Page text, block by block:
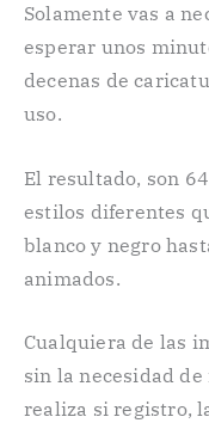
Solamente vas a
esperar unos
decenas de
uso.
El resultado, son
estilos diferentes
blanco y negro
animados.
Cualquiera de las
sin la necesidad
realiza si registro,